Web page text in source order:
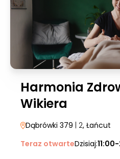
Harmonia
Wikiera
Dąbrówki 379 | 2, Łańcut
Teraz otwarteDzisiaj: